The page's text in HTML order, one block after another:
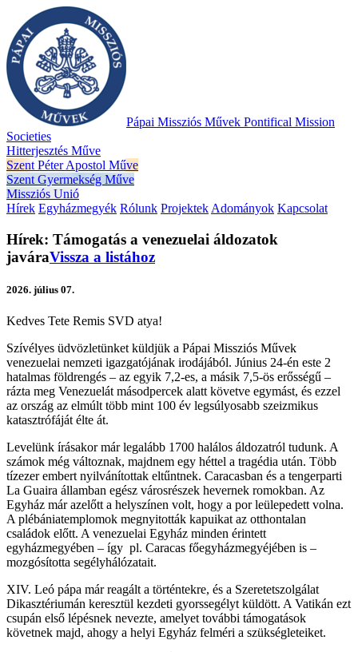
Pápai Missziós Művek Pontifical Mission
Societies
Hitterjesztés Műve
Szent Péter Apostol Műve
Szent Gyermekség Műve
Missziós Unió
Hírek Egyházmegyék Rólunk Projektek Adományok Kapcsolat
Hírek: Támogatás a venezuelai áldozatok
javáraVissza a listához
2026. július 07.
Kedves Tete Remis SVD atya!
Szívélyes üdvözletünket küldjük a Pápai Missziós Művek
venezuelai nemzeti igazgatójának irodájából. Június 24-én este 2
hatalmas földrengés – az egyik 7,2-es, a másik 7,5-ös erősségű –
rázta meg Venezuelát másodpercek alatt követve egymást, és ezzel
az ország az elmúlt több mint 100 év legsúlyosabb szeizmikus
katasztrófáját élte át.
Levelünk írásakor már legalább 1700 halálos áldozatról tudunk. A
számok még változnak, majdnem egy héttel a tragédia után. Több
tízezer embert nyilvánítottak eltűntnek. Caracasban és a tengerparti
La Guaira államban egész városrészek hevernek romokban. Az
Egyház már azelőtt a helyszínen volt, hogy a por leülepedett volna.
A plébániatemplomok megnyitották kapuikat az otthontalan
családok előtt. A venezuelai Egyház minden érintett
egyházmegyében – így pl. Caracas főegyházmegyéjében is –
mozgósította segélyhálózatait.
XIV. Leó pápa már reagált a történtekre, és a Szeretetszolgálat
Dikasztériumán keresztül kezdeti gyorssegélyt küldött. A Vatikán ezt
csupán első lépésnek nevezte, amelyet további támogatások
követnek majd, ahogy a helyi Egyház felméri a szükségleteiket.